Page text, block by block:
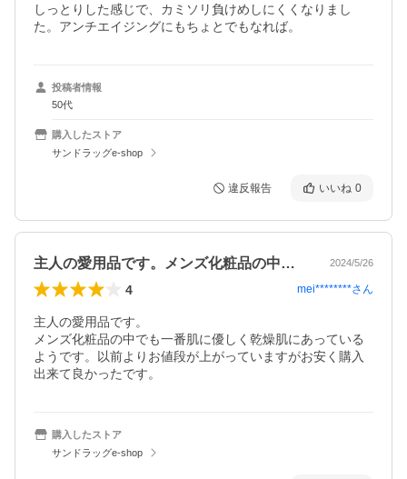
しっとりした感じで、カミソリ負けめしにくくなりまし
た。アンチエイジングにもちょとでもなれば。
投稿者情報
50代
購入したストア
サンドラッグe-shop
違反報告 いいね 0
主人の愛用品です。メンズ化粧品の中でも… 2024/5/26
4 mei********さん
主人の愛用品です。
メンズ化粧品の中でも一番肌に優しく乾燥肌にあっている
ようです。以前よりお値段が上がっていますがお安く購入
出来て良かったです。
購入したストア
サンドラッグe-shop